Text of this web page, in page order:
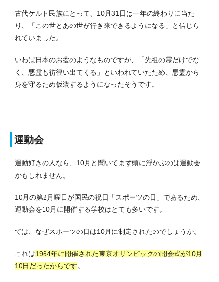
古代ケルト民族にとって、10月31日は一年の終わりに当た
り、「この世とあの世が行き来できるようになる」と信じら
れていました。
いわば日本のお盆のようなものですが、「先祖の霊だけでな
く、悪霊も彷徨い出てくる」といわれていたため、悪霊から
身を守るため仮装するようになったそうです。
運動会
運動好きの人なら、10月と聞いてまず頭に浮かぶのは運動会
かもしれません。
10月の第2月曜日が国民の祝日「スポーツの日」であるため、
運動会を10月に開催する学校はとても多いです。
では、なぜスポーツの日は10月に制定されたのでしょうか。
これは1964年に開催された東京オリンピックの開会式が10月
10日だったからです。